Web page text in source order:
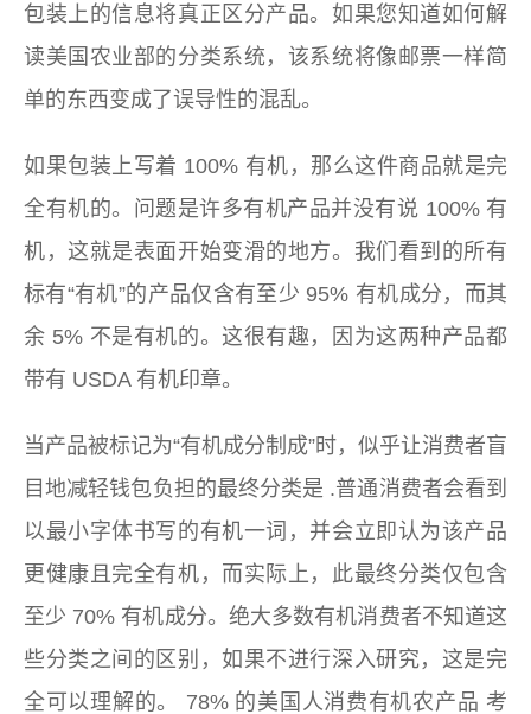
包装上的信息将真正区分产品。如果您知道如何解
读美国农业部的分类系统，该系统将像邮票一样简
单的东西变成了误导性的混乱。
如果包装上写着 100% 有机，那么这件商品就是完
全有机的。问题是许多有机产品并没有说 100% 有
机，这就是表面开始变滑的地方。我们看到的所有
标有“有机”的产品仅含有至少 95% 有机成分，而其
余 5% 不是有机的。这很有趣，因为这两种产品都
带有 USDA 有机印章。
当产品被标记为“有机成分制成”时，似乎让消费者盲
目地减轻钱包负担的最终分类是 .普通消费者会看到
以最小字体书写的有机一词，并会立即认为该产品
更健康且完全有机，而实际上，此最终分类仅包含
至少 70% 有机成分。绝大多数有机消费者不知道这
些分类之间的区别，如果不进行深入研究，这是完
全可以理解的。 78% 的美国人消费有机农产品 考